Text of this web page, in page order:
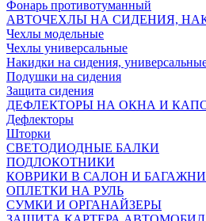
Фонарь противотуманный
АВТОЧЕХЛЫ НА СИДЕНИЯ,
Чехлы модельные
Чехлы универсальные
Накидки на сидения,
Подушки на сидения
Защита сидения
ДЕФЛЕКТОРЫ НА ОКНА И
Дефлекторы
Шторки
СВЕТОДИОДНЫЕ БАЛКИ
ПОДЛОКОТНИКИ
КОВРИКИ В САЛОН И
ОПЛЕТКИ НА РУЛЬ
СУМКИ И ОРГАНАЙЗЕРЫ